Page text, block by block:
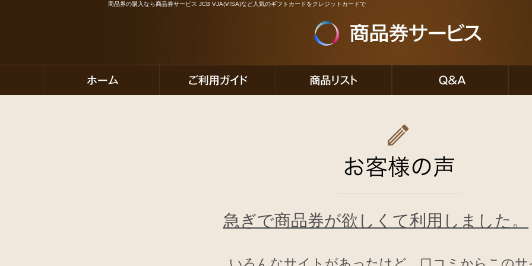
商品券の購入なら商品券サービス JCB VJA(VISA)など人気のギフトカードをクレジットカードで
急ぎで商品券が欲しくて利用しました。